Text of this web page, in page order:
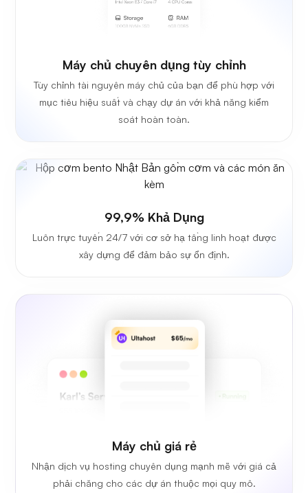
Máy chủ chuyên dụng tùy chỉnh
Tùy chỉnh tài nguyên máy chủ của bạn để phù hợp với
mục tiêu hiệu suất và chạy dự án với khả năng kiểm
soát hoàn toàn.
99,9% Khả Dụng
Luôn trực tuyến 24/7 với cơ sở hạ tầng linh hoạt được
xây dựng để đảm bảo sự ổn định.
Máy chủ giá rẻ
Nhận dịch vụ hosting chuyên dụng mạnh mẽ với giá cả
phải chăng cho các dự án thuộc mọi quy mô.